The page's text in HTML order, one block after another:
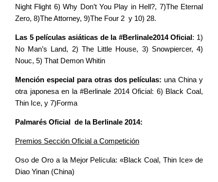
Night Flight 6) Why Don’t You Play in Hell?, 7)The Eternal
Zero, 8)The Attorney, 9)The Four 2 y 10) 28.
Las 5 películas asiáticas de la #Berlinale2014 Oficial: 1)
No Man’s Land, 2) The Little House, 3) Snowpiercer, 4)
Nouc, 5) That Demon Whitin
Mención especial para otras dos películas: una China y
otra japonesa en la #Berlinale 2014 Oficial: 6) Black Coal,
Thin Ice, y 7)Forma
Palmarés Oficial de la Berlinale 2014:
Premios Sección Oficial a Competición
Oso de Oro a la Mejor Película: «Black Coal, Thin Ice» de
Diao Yinan (China)